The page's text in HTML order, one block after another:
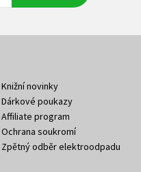
Knižní novinky
Dárkové poukazy
Affiliate program
Ochrana soukromí
Zpětný odběr elektroodpadu